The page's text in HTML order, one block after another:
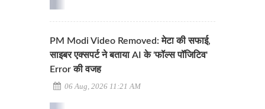
PM Modi Video Removed: मेटा की सफाई,
साइबर एक्सपर्ट ने बताया AI के 'फॉल्स पॉजिटिव'
Error की वजह
06 Aug, 2026 11:21 AM